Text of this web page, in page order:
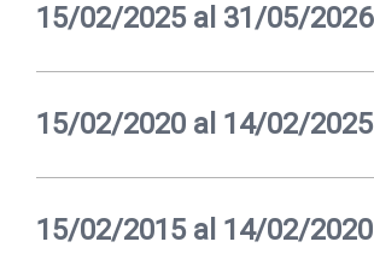
15/02/2025 al 31/05/2026
15/02/2020 al 14/02/2025
15/02/2015 al 14/02/2020